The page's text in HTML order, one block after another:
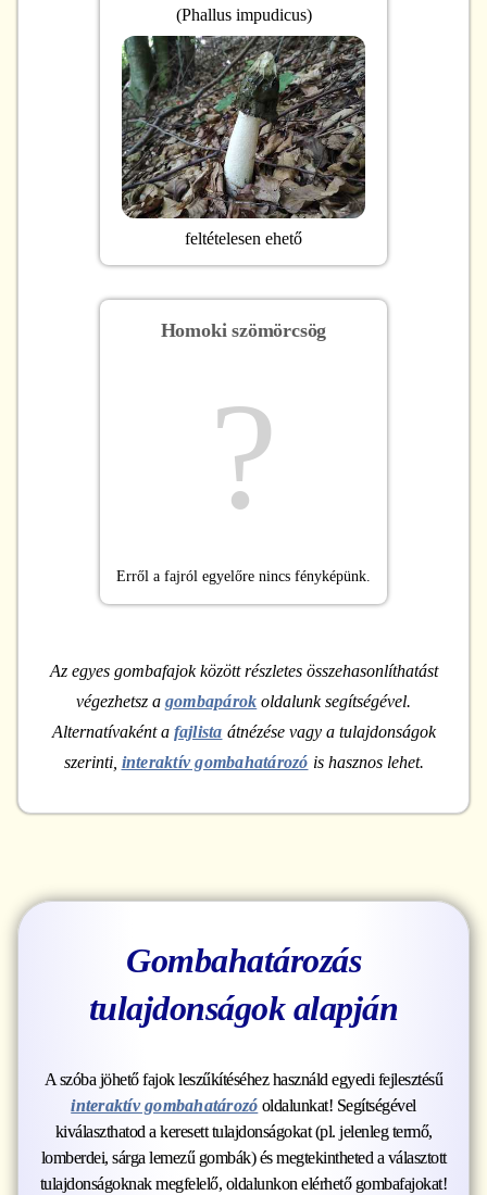
(Phallus impudicus)
feltételesen ehető
Homoki szömörcsög
?
Erről a fajról egyelőre nincs fényképünk.
Az egyes gombafajok között részletes összehasonlíthatást
végezhetsz a gombapárok oldalunk segítségével.
Alternatívaként a fajlista átnézése vagy a tulajdonságok
szerinti, interaktív gombahatározó is hasznos lehet.
Gombahatározás
tulajdonságok alapján
A szóba jöhető fajok leszűkítéséhez használd egyedi fejlesztésű
interaktív gombahatározó oldalunkat! Segítségével
kiválaszthatod a keresett tulajdonságokat (pl. jelenleg termő,
lomberdei, sárga lemezű gombák) és megtekintheted a választott
tulajdonságoknak megfelelő, oldalunkon elérhető gombafajokat!